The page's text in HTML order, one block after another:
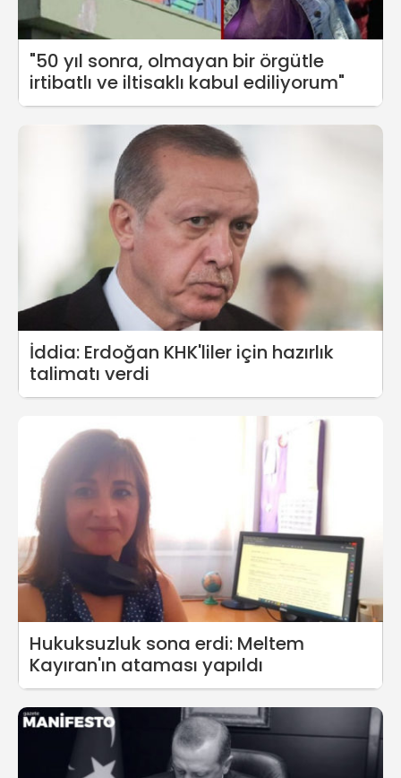
"50 yıl sonra, olmayan bir örgütle
irtibatlı ve iltisaklı kabul ediliyorum"
İddia: Erdoğan KHK'liler için hazırlık
talimatı verdi
Hukuksuzluk sona erdi: Meltem
Kayıran'ın ataması yapıldı